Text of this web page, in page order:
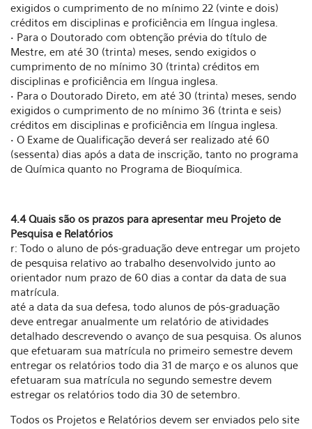
exigidos o cumprimento de no mínimo 22 (vinte e dois)
créditos em disciplinas e proficiência em língua inglesa.
• Para o Doutorado com obtenção prévia do título de
Mestre, em até 30 (trinta) meses, sendo exigidos o
cumprimento de no mínimo 30 (trinta) créditos em
disciplinas e proficiência em língua inglesa.
• Para o Doutorado Direto, em até 30 (trinta) meses, sendo
exigidos o cumprimento de no mínimo 36 (trinta e seis)
créditos em disciplinas e proficiência em língua inglesa.
• O Exame de Qualificação deverá ser realizado até 60
(sessenta) dias após a data de inscrição, tanto no programa
de Química quanto no Programa de Bioquímica.
4.4 Quais são os prazos para apresentar meu Projeto de
Pesquisa e Relatórios
r: Todo o aluno de pós-graduação deve entregar um projeto
de pesquisa relativo ao trabalho desenvolvido junto ao
orientador num prazo de 60 dias a contar da data de sua
matrícula.
até a data da sua defesa, todo alunos de pós-graduação
deve entregar anualmente um relatório de atividades
detalhado descrevendo o avanço de sua pesquisa. Os alunos
que efetuaram sua matrícula no primeiro semestre devem
entregar os relatórios todo dia 31 de março e os alunos que
efetuaram sua matrícula no segundo semestre devem
estregar os relatórios todo dia 30 de setembro.
Todos os Projetos e Relatórios devem ser enviados pelo site